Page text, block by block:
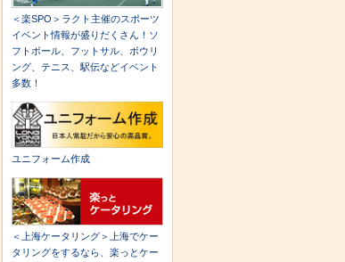
＜楽SPO＞ラクト主催のスポーツ
イベント情報が盛りだくさん！ソ
フトボール、フットサル、ボウリ
ング、テニス、駅伝などイベント
多数！
ユニフォーム作成
＜上海ケータリング＞上海でケー
タリングをするなら、楽っとケー